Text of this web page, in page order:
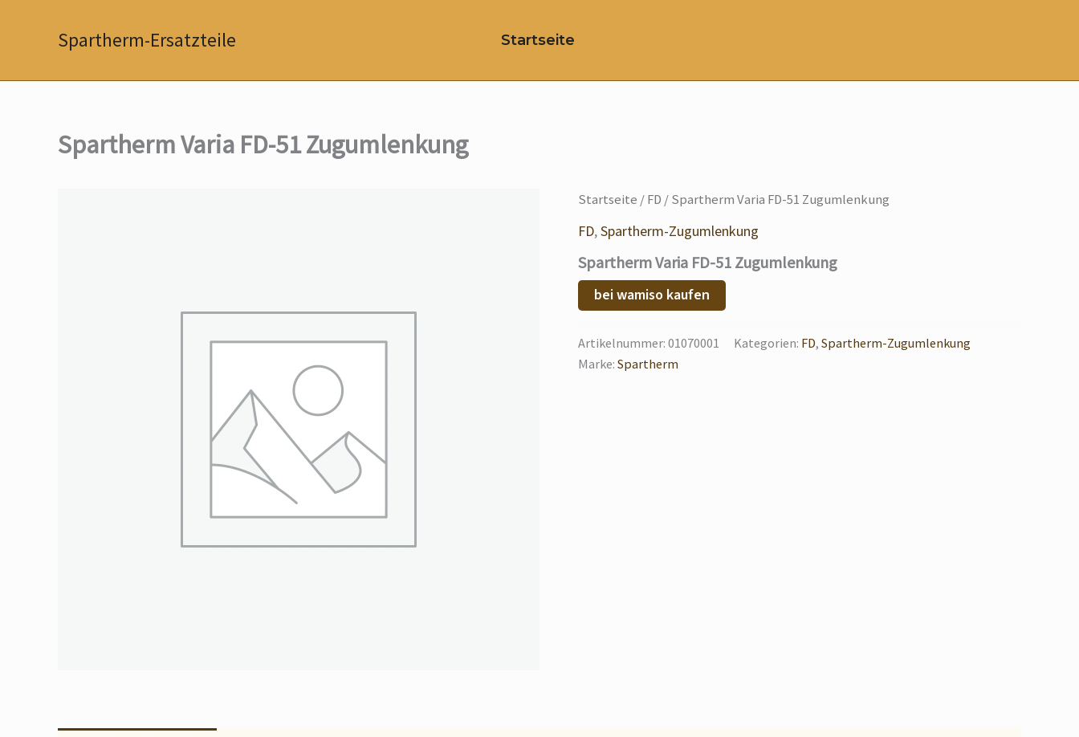
Spartherm-Ersatzteile Startseite
Spartherm Varia FD-51 Zugumlenkung
Startseite /FD / Spartherm Varia FD-51 Zugumlenkung
FD,Spartherm-Zugumlenkung
Spartherm Varia FD-51 Zugumlenkung
bei wamiso kaufen
Artikelnummer: 01070001 Kategorien: FD, Spartherm-Zugumlenkung
Marke: Spartherm